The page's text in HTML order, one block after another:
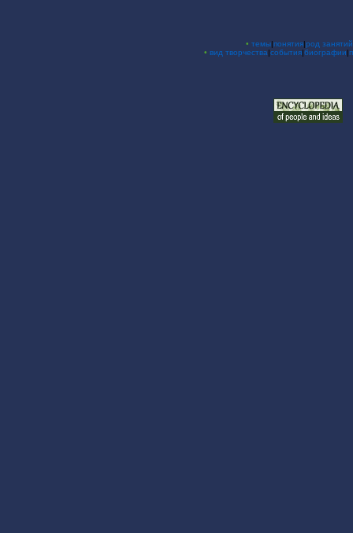
• темы|понятия|род занятий
• вид творчества|события|биографии|